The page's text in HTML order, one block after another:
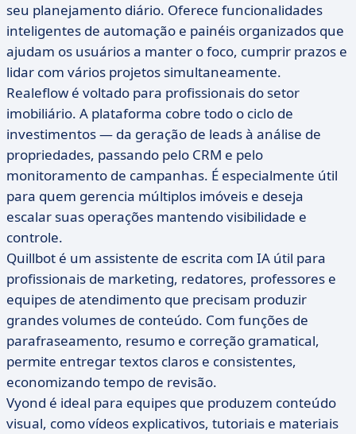
seu planejamento diário. Oferece funcionalidades
inteligentes de automação e painéis organizados que
ajudam os usuários a manter o foco, cumprir prazos e
lidar com vários projetos simultaneamente.
Realeflow é voltado para profissionais do setor
imobiliário. A plataforma cobre todo o ciclo de
investimentos — da geração de leads à análise de
propriedades, passando pelo CRM e pelo
monitoramento de campanhas. É especialmente útil
para quem gerencia múltiplos imóveis e deseja
escalar suas operações mantendo visibilidade e
controle.
Quillbot é um assistente de escrita com IA útil para
profissionais de marketing, redatores, professores e
equipes de atendimento que precisam produzir
grandes volumes de conteúdo. Com funções de
parafraseamento, resumo e correção gramatical,
permite entregar textos claros e consistentes,
economizando tempo de revisão.
Vyond é ideal para equipes que produzem conteúdo
visual, como vídeos explicativos, tutoriais e materiais